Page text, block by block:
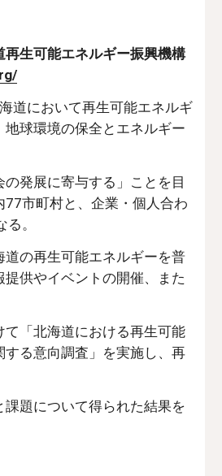
一般社団法人北海道再生可能エネルギー振興機構
道において再生可能エネルギ
地球環境の保全とエネルギー
発展に寄与する」ことを目
77市町村と、企業・個人合わ
。
道の再生可能エネルギーを普
供やイベントの開催、また
て「北海道における再生可能
する意向調査」を実施し、再
課題について得られた結果を